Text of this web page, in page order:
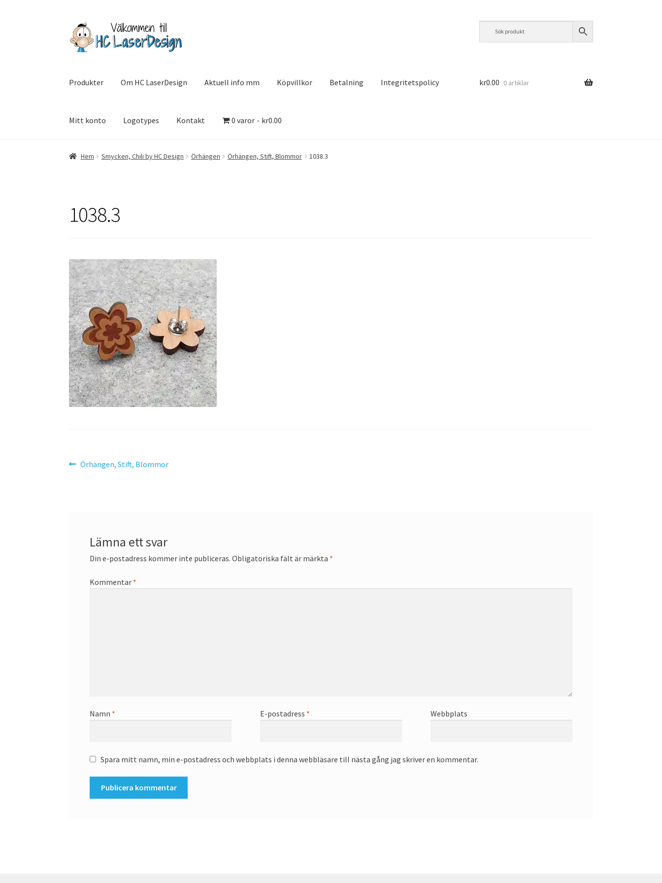
Hoppa
till
navigering
Hoppa
till
innehåll
Produkter Om HC LaserDesign Aktuell info mm Köpvillkor Betalning Integritetspolicy
Mitt konto Logotypes Kontakt 0 varor kr0.00
Hem Aktuell info mm Betalning Integritetspolicy KontaktKöpvillkor Logotypes
kr0.00 0 artiklar
Hem Smycken, Chili by HC Design Örhängen Örhängen, Stift, Blommor 1038.3
1038.3
Inläggsnavigering
Föregående
Örhängen, Stift, Blommor
Lämna ett svar
Din e-postadress kommer inte publiceras. Obligatoriska fält är märkta *
Kommentar *
Namn * E-postadress * Webbplats
Spara mitt namn, min e-postadress och webbplats i denna webbläsare till nästa gång jag skriver en kommentar.